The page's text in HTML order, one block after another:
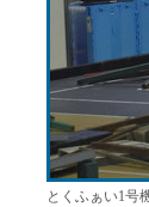
とくふぁい1号